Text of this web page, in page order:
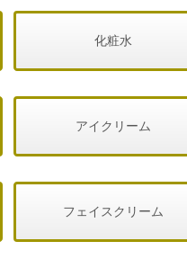
化粧水
アイクリーム
フェイスクリーム